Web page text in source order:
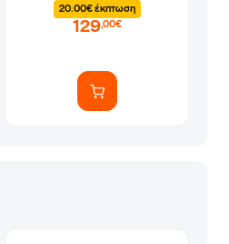
20.00€ έκπτωση
129,00€